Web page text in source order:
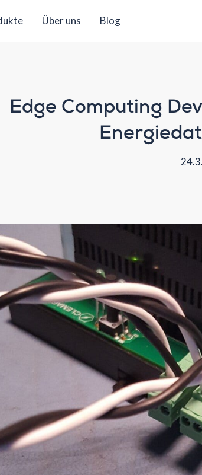
Über uns Blog
Edge Computing